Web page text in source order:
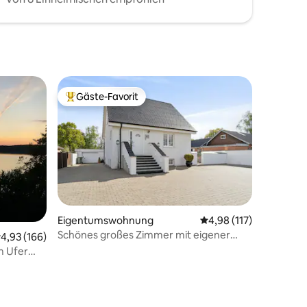
Bewertung: 4,93 von 5, 166 Bewertungen
4,93 (166)
Ufer
Beliebter Gäste-Favorit.
Gäste-Favorit
Eigentumswohnung Durchschnittliche
4,98 (117)
Schönes großes Zimmer mit eigener